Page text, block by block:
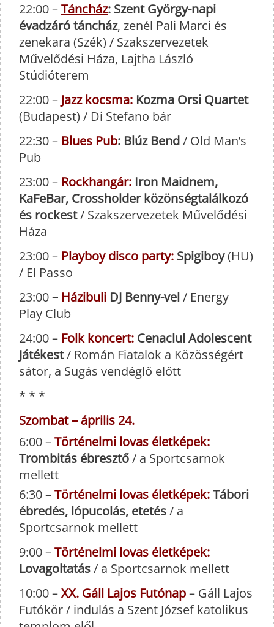
22:00 –Táncház: Szent György-napi
évadzáró táncház, zenél Pali Marci és
zenekara (Szék) / Szakszervezetek
Művelődési Háza, Lajtha László
Stúdióterem
22:00 – Jazz kocsma: Kozma Orsi Quartet
(Budapest) / Di Stefano bár
22:30 – Blues Pub: Blúz Bend/ Old Man’s
Pub
23:00 – Rockhangár: Iron Maidnem,
KaFeBar, Crossholder közönségtalálkozó
és rockest/ Szakszervezetek Művelődési
Háza
23:00 – Playboy disco party: Spigiboy(HU)
/ El Passo
23:00– Házibuli DJ Benny-vel/ Energy
Play Club
24:00 – Folk koncert: Cenaclul Adolescent
Játékest/ Román Fiatalok a Közösségért
sátor, a Sugás vendéglő előtt
* * *
Szombat – április 24.
6:00 –Történelmi lovas életképek:
Trombitás ébresztő/ a Sportcsarnok
mellett
6:30 –Történelmi lovas életképek:Tábori
ébredés, lópucolás, etetés/ a
Sportcsarnok mellett
9:00 –Történelmi lovas életképek:
Lovagoltatás/ a Sportcsarnok mellett
10:00 –XX. Gáll Lajos Futónap– Gáll Lajos
Futókör / indulás a Szent József katolikus